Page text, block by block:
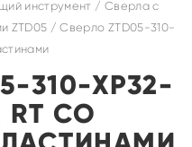
инструмент / Сверла с
ZTD05 / Сверло ZTD05-310-
310-XP32-
RT СО